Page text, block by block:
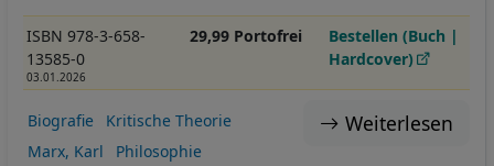
ISBN 978-3-658-
13585-0
03.01.2026
29,99 Portofrei
Bestellen (Buch |
Hardcover)
Weiterlesen
Biografie
Kritische Theorie
Marx, Karl
Philosophie